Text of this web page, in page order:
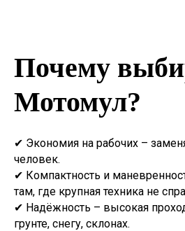
Почему
Мотомул?
✔ Экономия на рабочих –
человек.
✔ Компактность и
там, где крупная техника не
✔ Надёжность – высокая
грунте, снегу, склонах.